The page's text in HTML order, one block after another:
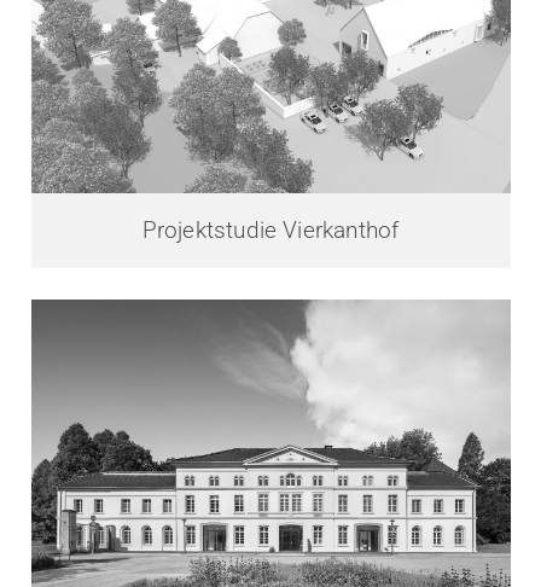
Projektstudie Vierkanthof